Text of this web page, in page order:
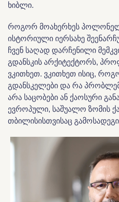
ხიბლი.
როგორ მოახერხეს
ისტორიული იერსახე
ჩვენ საღად დარჩენილი
გდანსკის არქიტექტორს,
ვკითხეთ. ვკითხეთ ისიც,
გდანსკელები და რა
არა საცობები ან ქაოსური
ევროპული, საშუალო ზომის
თბილისისთვისაც